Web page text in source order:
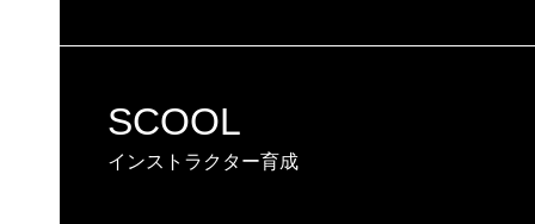
SCOOL
インストラクター育成